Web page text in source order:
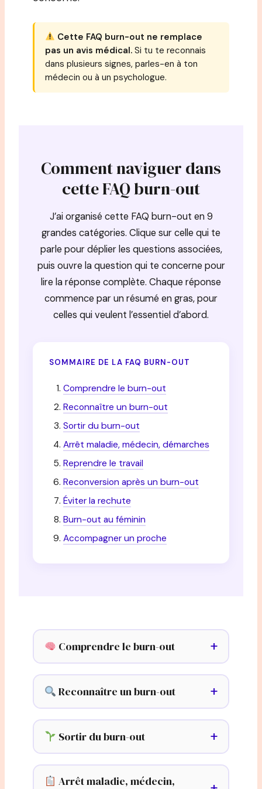
Cette FAQ burn-out ne remplace
pas un avis médical. Si tu te reconnais
dans plusieurs signes, parles-en à ton
médecin ou à un psychologue.
Comment naviguer dans
cette FAQ burn-out
J’ai organisé cette FAQ burn-out en 9
grandes catégories. Clique sur celle qui te
parle pour déplier les questions associées,
puis ouvre la question qui te concerne pour
lire la réponse complète. Chaque réponse
commence par un résumé en gras, pour
celles qui veulent l’essentiel d’abord.
SOMMAIRE DE LA FAQ BURN-OUT
Comprendre le burn-out
Reconnaître un burn-out
Sortir du burn-out
Arrêt maladie, médecin, démarches
Reprendre le travail
Reconversion après un burn-out
Éviter la rechute
Burn-out au féminin
Accompagner un proche
Comprendre le burn-out
Reconnaître un burn-out
Sortir du burn-out
Arrêt maladie, médecin,